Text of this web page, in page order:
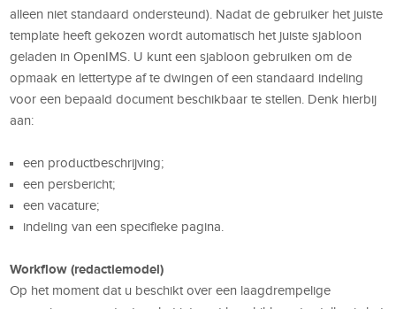
alleen niet standaard ondersteund). Nadat de gebruiker het juiste
template heeft gekozen wordt automatisch het juiste sjabloon
geladen in OpenIMS. U kunt een sjabloon gebruiken om de
opmaak en lettertype af te dwingen of een standaard indeling
voor een bepaald document beschikbaar te stellen. Denk hierbij
aan:
een productbeschrijving;
een persbericht;
een vacature;
indeling van een specifieke pagina.
Workflow (redactiemodel)
Op het moment dat u beschikt over een laagdrempelige